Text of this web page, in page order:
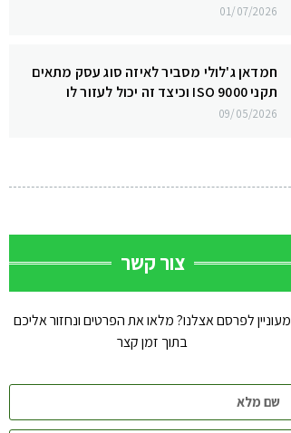
01/07/2026
חמדאן ג'לולי מסביר לאיזה סוג עסק מתאים
תקני ISO 9000 וכיצד זה יכול לעזור לו
09/05/2026
צור קשר
מעוניין לפרסם אצלנו? מלאו את הפרטים ונחזור אליכם
בתוך זמן קצר